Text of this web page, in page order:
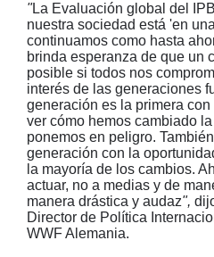
"La Evaluación global del
nuestra sociedad está 'en
continuamos como hasta
brinda esperanza de que un
posible si todos nos
interés de las generaciones
generación es la primera
ver cómo hemos cambiado
ponemos en peligro.
generación con la
la mayoría de los cambios.
actuar, no a medias y de
manera drástica y audaz",
Director de Política
WWF Alemania.